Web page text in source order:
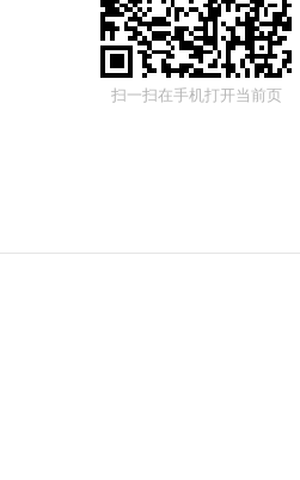
扫一扫在手机打开当前页